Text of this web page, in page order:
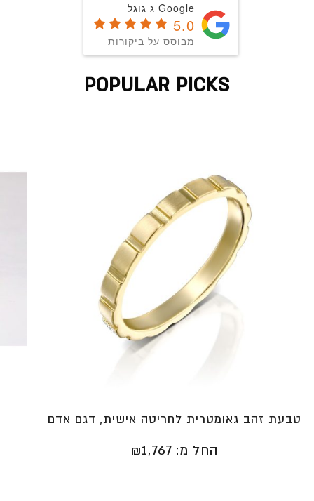
Google ג גוגל
5.0
מבוסס על ביקורות
POPULAR PICKS
טבעת זהב גאומטרית לחריטה אישית, דגם אדם
החל מ: ₪1,767